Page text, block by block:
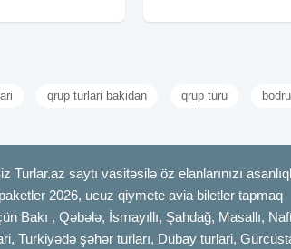
səhər yeməyi və kənd
qrup turlari bakidan qrup turu
saytı vasitəsilə öz elanlarınızı
2026, ucuz qiymete avia biletler tapmaq
Bakı , Qəbələ, İsmayıllı, Şahdağ, Masallı,
Turkiyədə şəhər turları, Dubay turlari,